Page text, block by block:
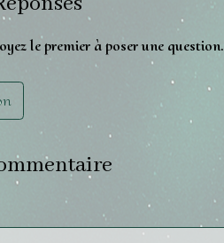
le premier à poser une question.